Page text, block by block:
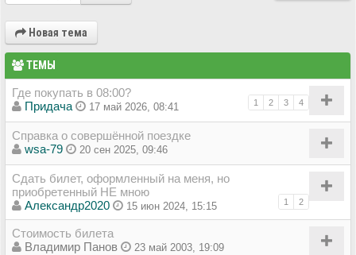
Новая тема
ТЕМЫ
Где покупать в 08:00?
1 2 3 4
Придача 17 май 2026, 08:41
Справка о совершённой поездке
wsa-79
20 сен 2025, 09:46
Сдать билет, оформленный на меня, но
приобретенный НЕ мною
1 2
Александр2020 15 июн 2024, 15:15
Стоимость билета
Владимир Панов
23 май 2003, 19:09